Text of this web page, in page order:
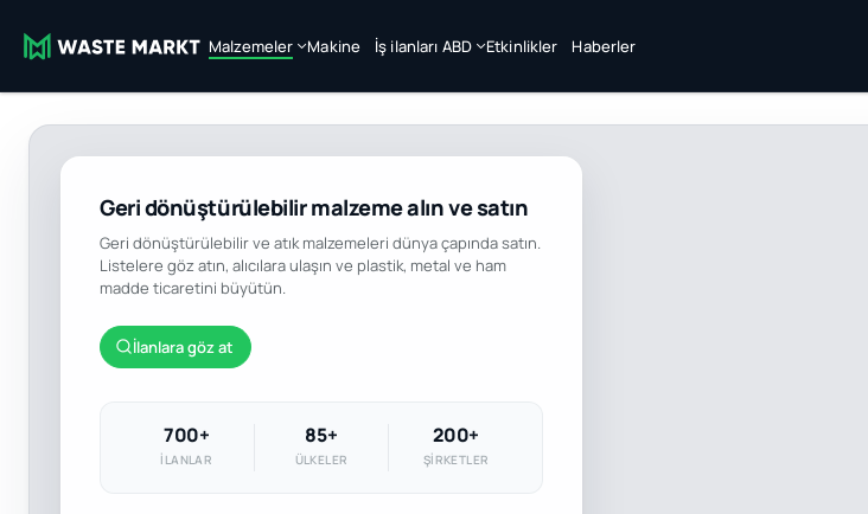
Malzemeler Makine İş ilanları ABD Etkinlikler Haberler
Geri dönüştürülebilir malzeme alın ve satın
Geri dönüştürülebilir ve atık malzemeleri dünya çapında satın.
Listelere göz atın, alıcılara ulaşın ve plastik, metal ve ham
madde ticaretini büyütün.
İlanlara göz at
700+
İLANLAR
85+
ÜLKELER
200+
ŞIRKETLER